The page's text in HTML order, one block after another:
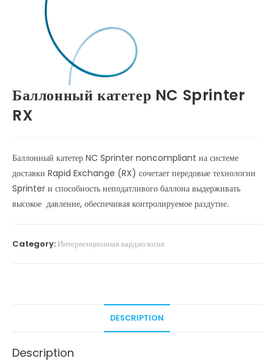
Баллонный катетер NC Sprinter
RX
Баллонный катетер NC Sprinter noncompliant на системе
доставки Rapid Exchange (RX) сочетает передовые технологии
Sprinter и способность неподатливого баллона выдерживать
высокое давление, обеспечивая контролируемое раздутие.
Category: Интервенционная кардиология
DESCRIPTION
Description